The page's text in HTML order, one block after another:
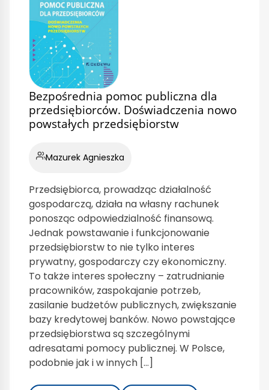
Bezpośrednia pomoc publiczna dla
przedsiębiorców. Doświadczenia nowo
powstałych przedsiębiorstw
Mazurek Agnieszka
Przedsiębiorca, prowadząc działalność
gospodarczą, działa na własny rachunek
ponosząc odpowiedzialność finansową.
Jednak powstawanie i funkcjonowanie
przedsiębiorstw to nie tylko interes
prywatny, gospodarczy czy ekonomiczny.
To także interes społeczny – zatrudnianie
pracowników, zaspokajanie potrzeb,
zasilanie budżetów publicznych, zwiększanie
bazy kredytowej banków. Nowo powstające
przedsiębiorstwa są szczególnymi
adresatami pomocy publicznej. W Polsce,
podobnie jak i w innych […]